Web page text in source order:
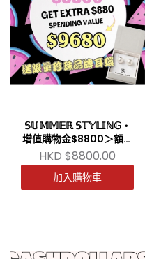
𝕊𝕌𝕄𝕄𝔼ℝ 𝕊𝕋𝕐𝕃𝕀ℕ𝔾・
增值購物金$8800＞額外
送多$880
HKD $8800.00
加入購物車